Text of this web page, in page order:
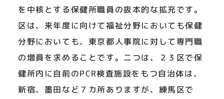
を中核とする保健所職員の抜本的な拡充です。
区は、来年度に向けて福祉分野においても保健
分野においても、東京都人事院に対して専門職
の増員を求めることです。二つは、２３区で保
健所内に自前のPCR検査施設をもつ自治体は、
新宿、墨田など７カ所ありますが、練馬区で